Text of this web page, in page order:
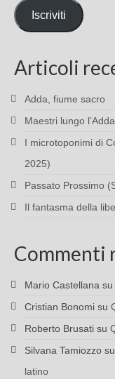
mail
Iscriviti
Articoli
Adda, fiume sacro
Maestri lungo
I microtoponimi di
2025)
Passato Prossimo
Il fantasma della
Commenti
Mario Castellana su
Cristian Bonomi su
Roberto Brusati su
Silvana Tamiozzo su
latino